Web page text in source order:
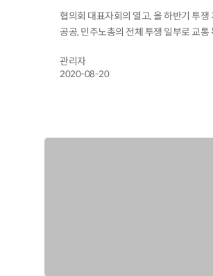
협의회 대표자회의 열고, 올 하반기 투쟁
공공, 민주노총의 전체 투쟁 일부로 교
관리자
2020-08-20